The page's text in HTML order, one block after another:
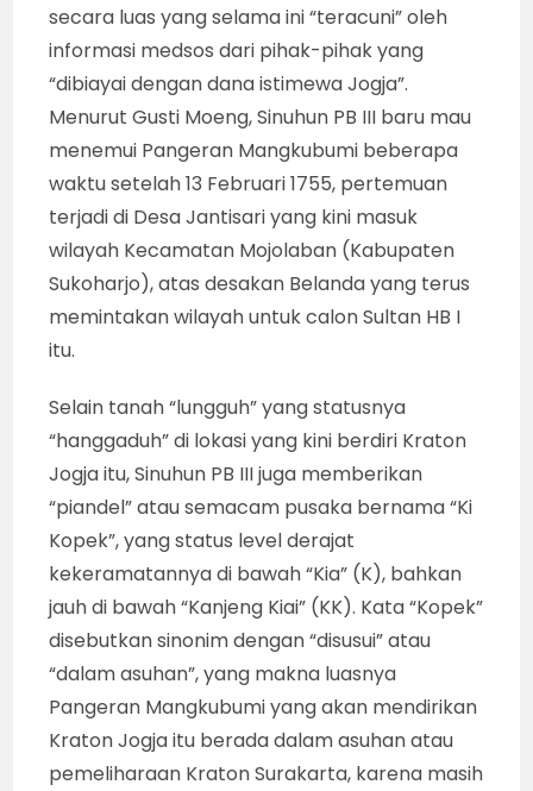
secara luas yang selama ini “teracuni” oleh
informasi medsos dari pihak-pihak yang
“dibiayai dengan dana istimewa Jogja”.
Menurut Gusti Moeng, Sinuhun PB III baru mau
menemui Pangeran Mangkubumi beberapa
waktu setelah 13 Februari 1755, pertemuan
terjadi di Desa Jantisari yang kini masuk
wilayah Kecamatan Mojolaban (Kabupaten
Sukoharjo), atas desakan Belanda yang terus
memintakan wilayah untuk calon Sultan HB I
itu.
Selain tanah “lungguh” yang statusnya
“hanggaduh” di lokasi yang kini berdiri Kraton
Jogja itu, Sinuhun PB III juga memberikan
“piandel” atau semacam pusaka bernama “Ki
Kopek”, yang status level derajat
kekeramatannya di bawah “Kia” (K), bahkan
jauh di bawah “Kanjeng Kiai” (KK). Kata “Kopek”
disebutkan sinonim dengan “disusui” atau
“dalam asuhan”, yang makna luasnya
Pangeran Mangkubumi yang akan mendirikan
Kraton Jogja itu berada dalam asuhan atau
pemeliharaan Kraton Surakarta, karena masih